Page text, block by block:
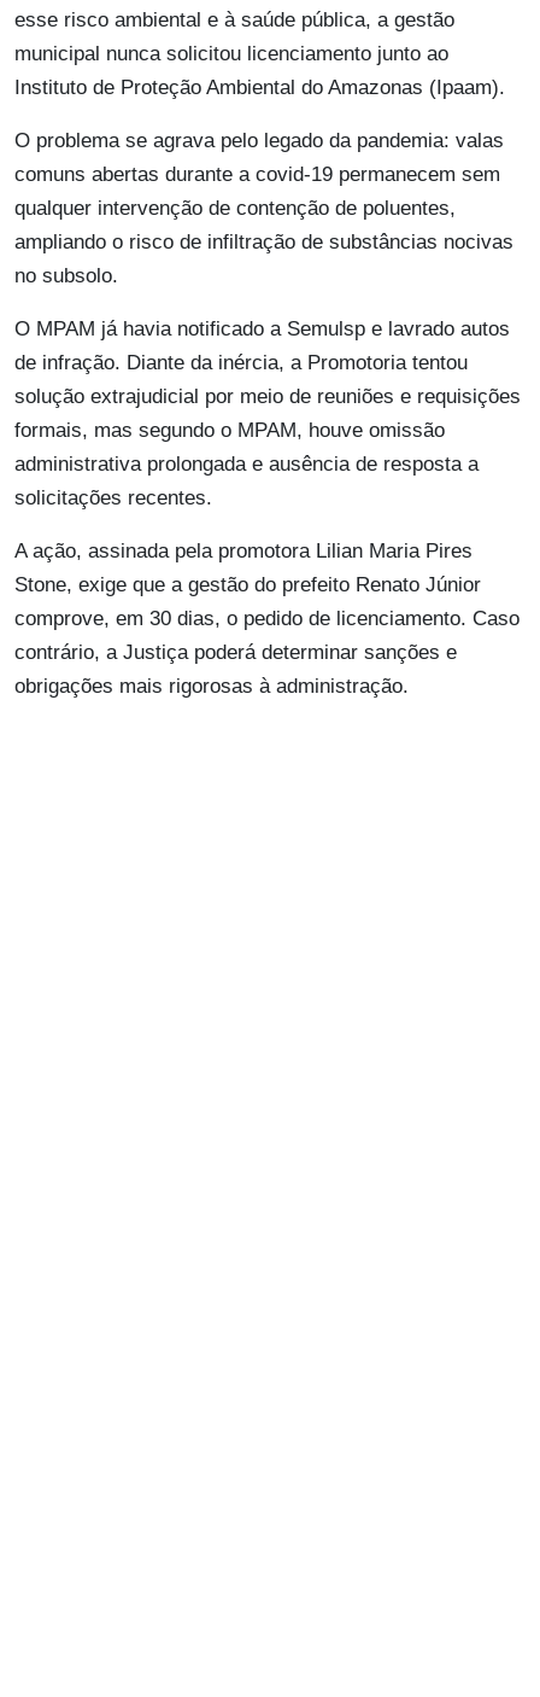
esse risco ambiental e à saúde pública, a gestão
municipal nunca solicitou licenciamento junto ao
Instituto de Proteção Ambiental do Amazonas (Ipaam).
O problema se agrava pelo legado da pandemia: valas
comuns abertas durante a covid-19 permanecem sem
qualquer intervenção de contenção de poluentes,
ampliando o risco de infiltração de substâncias nocivas
no subsolo.
O MPAM já havia notificado a Semulsp e lavrado autos
de infração. Diante da inércia, a Promotoria tentou
solução extrajudicial por meio de reuniões e requisições
formais, mas segundo o MPAM, houve omissão
administrativa prolongada e ausência de resposta a
solicitações recentes.
A ação, assinada pela promotora Lilian Maria Pires
Stone, exige que a gestão do prefeito Renato Júnior
comprove, em 30 dias, o pedido de licenciamento. Caso
contrário, a Justiça poderá determinar sanções e
obrigações mais rigorosas à administração.